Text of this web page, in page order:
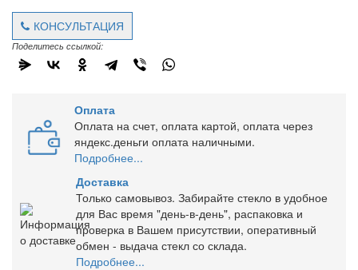
КОНСУЛЬТАЦИЯ
Поделитесь ссылкой:
Оплата
Оплата на счет, оплата картой, оплата через
яндекс.деньги оплата наличными.
Подробнее...
Доставка
Только самовывоз. Забирайте стекло в удобное
для Вас время "день-в-день", распаковка и
проверка в Вашем присутствии, оперативный
обмен - выдача стекл со склада.
Подробнее...